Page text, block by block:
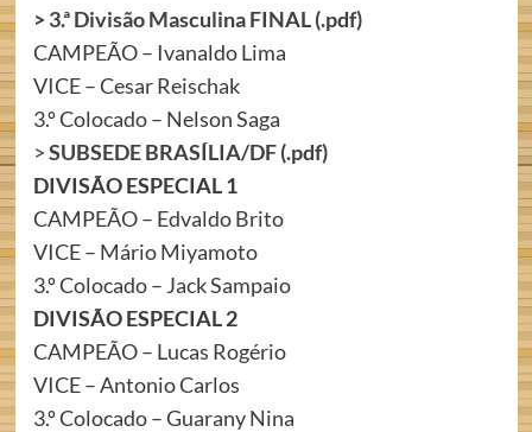
> 3.ª Divisão Masculina FINAL (.pdf)
CAMPEÃO – Ivanaldo Lima
VICE – Cesar Reischak
3.º Colocado – Nelson Saga
>SUBSEDE BRASÍLIA/DF (.pdf)
DIVISÃO ESPECIAL 1
CAMPEÃO – Edvaldo Brito
VICE – Mário Miyamoto
3.º Colocado – Jack Sampaio
DIVISÃO ESPECIAL 2
CAMPEÃO – Lucas Rogério
VICE – Antonio Carlos
3.º Colocado – Guarany Nina